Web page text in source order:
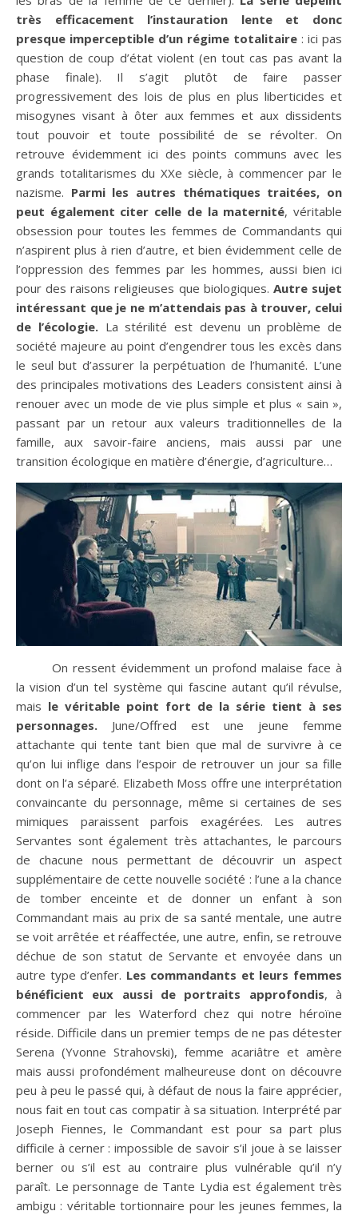
très efficacement l’instauration lente et donc
presque imperceptible d’un régime totalitaire : ici pas
question de coup d’état violent (en tout cas pas avant la
phase finale). Il s’agit plutôt de faire passer
progressivement des lois de plus en plus liberticides et
misogynes visant à ôter aux femmes et aux dissidents
tout pouvoir et toute possibilité de se révolter. On
retrouve évidemment ici des points communs avec les
grands totalitarismes du XXe siècle, à commencer par le
nazisme. Parmi les autres thématiques traitées, on
peut également citer celle de la maternité, véritable
obsession pour toutes les femmes de Commandants qui
n’aspirent plus à rien d’autre, et bien évidemment celle de
l’oppression des femmes par les hommes, aussi bien ici
pour des raisons religieuses que biologiques. Autre sujet
intéressant que je ne m’attendais pas à trouver, celui
de l’écologie.La stérilité est devenu un problème de
société majeure au point d’engendrer tous les excès dans
le seul but d’assurer la perpétuation de l’humanité. L’une
des principales motivations des Leaders consistent ainsi à
renouer avec un mode de vie plus simple et plus « sain »,
passant par un retour aux valeurs traditionnelles de la
famille, aux savoir-faire anciens, mais aussi par une
transition écologique en matière d’énergie, d’agriculture…
On ressent évidemment un profond malaise face à
la vision d’un tel système qui fascine autant qu’il révulse,
mais le véritable point fort de la série tient à ses
personnages. June/Offred est une jeune femme
attachante qui tente tant bien que mal de survivre à ce
qu’on lui inflige dans l’espoir de retrouver un jour sa fille
dont on l’a séparé. Elizabeth Moss offre une interprétation
convaincante du personnage, même si certaines de ses
mimiques paraissent parfois exagérées. Les autres
Servantes sont également très attachantes, le parcours
de chacune nous permettant de découvrir un aspect
supplémentaire de cette nouvelle société : l’une a la chance
de tomber enceinte et de donner un enfant à son
Commandant mais au prix de sa santé mentale, une autre
se voit arrêtée et réaffectée, une autre, enfin, se retrouve
déchue de son statut de Servante et envoyée dans un
autre type d’enfer. Les commandants et leurs femmes
bénéficient eux aussi de portraits approfondis, à
commencer par les Waterford chez qui notre héroïne
réside. Difficile dans un premier temps de ne pas détester
Serena (Yvonne Strahovski), femme acariâtre et amère
mais aussi profondément malheureuse dont on découvre
peu à peu le passé qui, à défaut de nous la faire apprécier,
nous fait en tout cas compatir à sa situation. Interprété par
Joseph Fiennes, le Commandant est pour sa part plus
difficile à cerner : impossible de savoir s’il joue à se laisser
berner ou s’il est au contraire plus vulnérable qu’il n’y
paraît. Le personnage de Tante Lydia est également très
ambigu : véritable tortionnaire pour les jeunes femmes, la